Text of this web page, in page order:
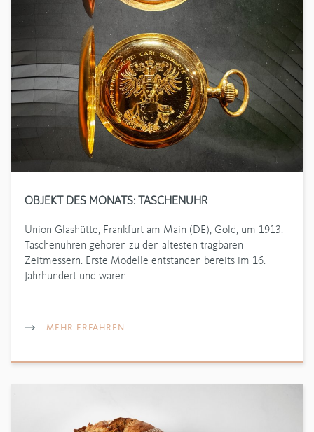
OBJEKT DES MONATS: TASCHENUHR
Union Glashütte, Frankfurt am Main (DE), Gold, um 1913.
Taschenuhren gehören zu den ältesten tragbaren
Zeitmessern. Erste Modelle entstanden bereits im 16.
Jahrhundert und waren…
MEHR ERFAHREN